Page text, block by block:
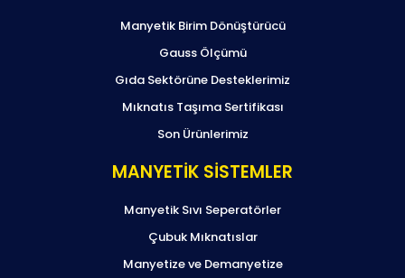
Manyetik Birim Dönüştürücü
Gauss Ölçümü
Gıda Sektörüne Desteklerimiz
Mıknatıs Taşıma Sertifikası
Son Ürünlerimiz
MANYETİK SİSTEMLER
Manyetik Sıvı Seperatörler
Çubuk Mıknatıslar
Manyetize ve Demanyetize